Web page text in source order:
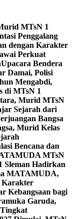
MTsN 1
Penggalang
dengan Karakter
Perkuat
Upacara Bendera
Damai, Polisi
Mengabdi,
di MTsN 1
Murid MTsN
Sejarah dari
Bangsa
Murid Kelas
Bencana dan
MTsN
Hadirkan
MATAMUDA,
Karakter
Kebangsaan bagi
Garuda,